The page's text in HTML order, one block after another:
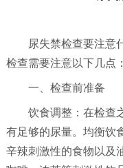
尿失禁检查要注意什
检查需要注意以下几点：
一、检查前准备
饮食调整：在检查之
有足够的尿量。均衡饮
辛辣刺激性的食物以及